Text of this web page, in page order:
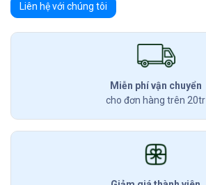
Liên hệ với chúng tôi
Miễn phí vận chuyển
cho đơn hàng trên 20tr